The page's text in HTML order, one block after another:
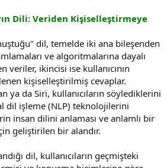
Dili: Veriden Kişiselleştirmeye
dil, temelde iki ana bileşenden
ve algoritmalarına dayalı
ikincisi ise kullanıcının
kişiselleştirilmiş cevaplar.
ya da Siri, kullanıcıların söylediklerini
dil işleme (NLP) teknolojilerini
insan dilini anlaması ve anlamlı bir
geliştirilen bir alandır.
dil, kullanıcıların geçmişteki